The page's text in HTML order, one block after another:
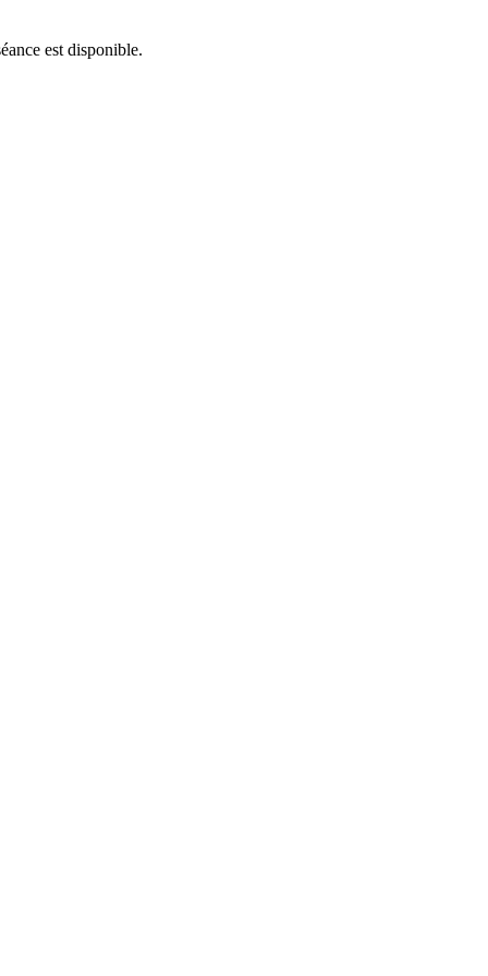
est disponible.